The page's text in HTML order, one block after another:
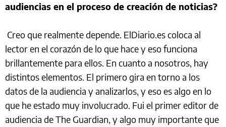
audiencias en el proceso de creación de noticias?
Creo que realmente depende. ElDiario.es coloca al
lector en el corazón de lo que hace y eso funciona
brillantemente para ellos. En cuanto a nosotros, hay
distintos elementos. El primero gira en torno a los
datos de la audiencia y analizarlos, y eso es algo en lo
que he estado muy involucrado. Fui el primer editor de
audiencia de The Guardian, y algo muy importante que